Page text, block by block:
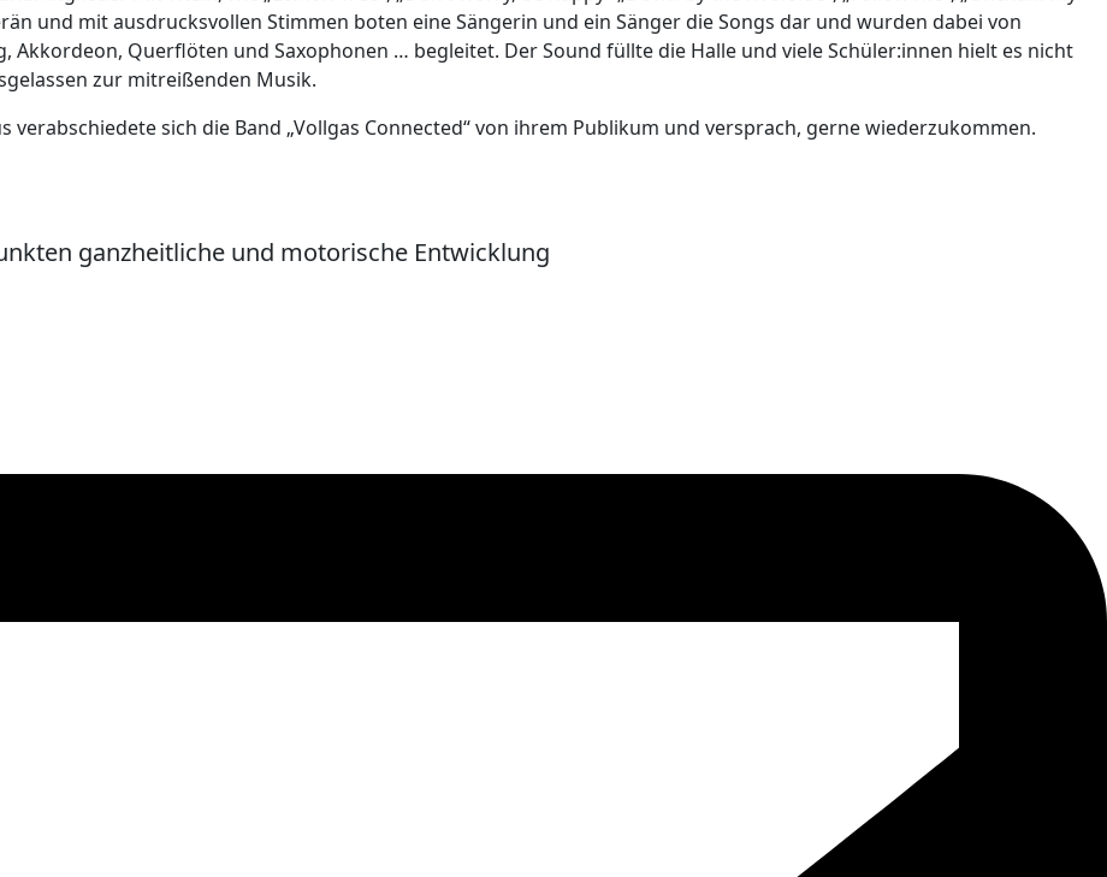
und mit ausdrucksvollen Stimmen boten eine Sängerin und ein Sänger die Songs dar und wurden dabei von
Akkordeon, Querflöten und Saxophonen … begleitet. Der Sound füllte die Halle und viele Schüler:innen hielt es nicht
zur mitreißenden Musik.
verabschiedete sich die Band „Vollgas Connected“ von ihrem Publikum und versprach, gerne wiederzukommen.
ganzheitliche und motorische Entwicklung